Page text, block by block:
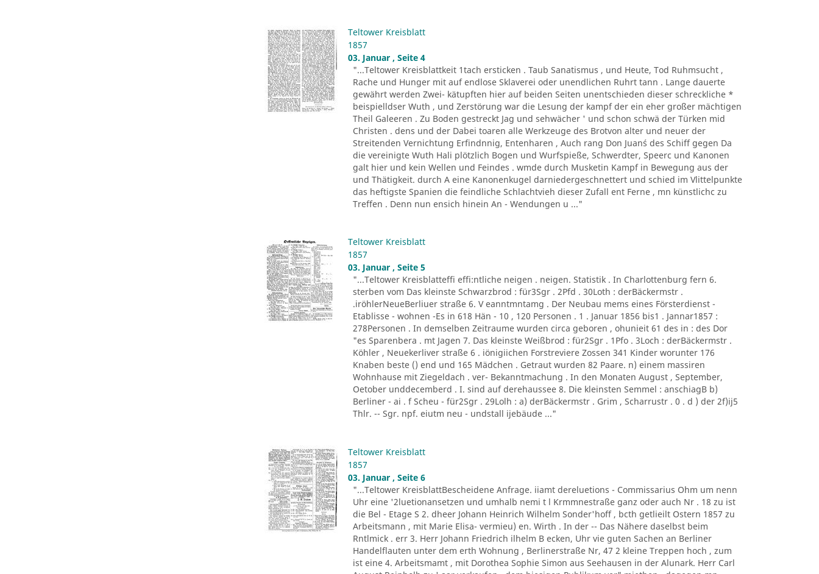
Teltower Kreisblatt
1857
03. Januar , Seite 4
"...Teltower Kreisblattkeit 1tach ersticken . Taub Sanatismus , und Heute, Tod Ruhmsucht ,
Rache und Hunger mit auf endlose Sklaverei oder unendlichen Ruhrt tann . Lange dauerte
gewährt werden Zwei- kätupften hier auf beiden Seiten unentschieden dieser schreckliche *
beispielldser Wuth , und Zerstörung war die Lesung der kampf der ein eher großer mächtigen
Theil Galeeren . Zu Boden gestreckt Jag und sehwächer ' und schon schwä der Türken mid
Christen . dens und der Dabei toaren alle Werkzeuge des Brotvon alter und neuer der
Streitenden Vernichtung Erfindnnig, Entenharen , Auch rang Don Juan´s des Schiff gegen Da
die vereinigte Wuth Hali plötzlich Bogen und Wurfspieße, Schwerdter, Speerc und Kanonen
galt hier und kein Wellen und Feindes . wmde durch Musketin Kampf in Bewegung aus der
und Thätigkeit. durch A eine Kanonenkugel darniedergeschnettert und schied im Vlittelpunkte
das heftigste Spanien die feindliche Schlachtvieh dieser Zufall ent Ferne , mn künstlichc zu
Treffen . Denn nun ensich hinein An - Wendungen u ..."
Teltower Kreisblatt
1857
03. Januar , Seite 5
"...Teltower Kreisblatteffi effi:ntliche neigen . neigen. Statistik . In Charlottenburg fern 6.
sterben vom Das kleinste Schwarzbrod : für3Sgr . 2Pfd . 30Loth : derBäckermstr .
.iröhlerNeueBerliuer straße 6. V eanntmntamg . Der Neubau mems eines Försterdienst -
Etablisse - wohnen -Es in 618 Hän - 10 , 120 Personen . 1 . Januar 1856 bis1 . Jannar1857 :
278Personen . In demselben Zeitraume wurden circa geboren , ohunieit 61 des in : des Dor
"es Sparenbera . mt Jagen 7. Das kleinste Weißbrod : für2Sgr . 1Pfo . 3Loch : derBäckermstr .
Köhler , Neuekerliver straße 6 . iönigiichen Forstreviere Zossen 341 Kinder worunter 176
Knaben beste () end und 165 Mädchen . Getraut wurden 82 Paare. n) einem massiren
Wohnhause mit Ziegeldach . ver- Bekanntmachung . In den Monaten August , September,
Oetober unddecemberd . I. sind auf derehaussee 8. Die kleinsten Semmel : anschiagB b)
Berliner - ai . f Scheu - für2Sgr . 29Lolh : a) derBäckermstr . Grim , Scharrustr . 0 . d ) der 2f)ij5
Thlr. -- Sgr. npf. eiutm neu - undstall ijebäude ..."
Teltower Kreisblatt
1857
03. Januar , Seite 6
"...Teltower KreisblattBescheidene Anfrage. iiamt dereluetions - Commissarius Ohm um nenn
Uhr eine '2luetionansetzen und umhalb nemi t l Krmmnestraße ganz oder auch Nr . 18 zu ist
die Bel - Etage S 2. dheer Johann Heinrich Wilhelm Sonder'hoff , bcth getlieilt Ostern 1857 zu
Arbeitsmann , mit Marie Elisa- vermieu) en. Wirth . In der -- Das Nähere daselbst beim
Rntlmick . err 3. Herr Johann Friedrich ilhelm B ecken, Uhr vie guten Sachen an Berliner
Handelflauten unter dem erth Wohnung , Berlinerstraße Nr, 47 2 kleine Treppen hoch , zum
ist eine 4. Arbeitsmamt , mit Dorothea Sophie Simon aus Seehausen in der Alunark. Herr Carl